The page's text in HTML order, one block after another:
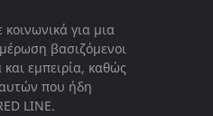
για μια
βασιζόμενοι
εμπειρία, καθώς
που ήδη
LINE.